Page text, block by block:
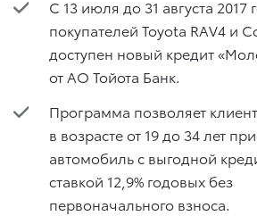
С 13 июля до 31 августа 2017
покупателей Toyota RAV4 и
доступен новый кредит
от АО Тойота Банк.
Программа позволяет
в возрасте от 19 до 34 лет
автомобиль с выгодной
ставкой 12,9% годовых без
первоначального взноса.